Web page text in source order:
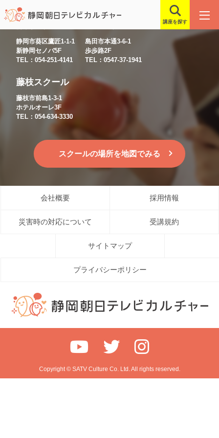
講座を探す
静岡市葵区鷹匠1-1-1
新静岡セノバ5F
TEL：054-251-4141
島田市本通3-6-1
歩歩路2F
TEL：0547-37-1941
藤枝スクール
藤枝市前島1-3-1
ホテルオーレ3F
TEL：054-634-3330
スクールの場所を地図でみる
会社概要 採用情報
災害時の対応について 受講規約
サイトマップ
プライバシーポリシー
Copyright © SATV Culture Co. Ltd. All rights reserved.